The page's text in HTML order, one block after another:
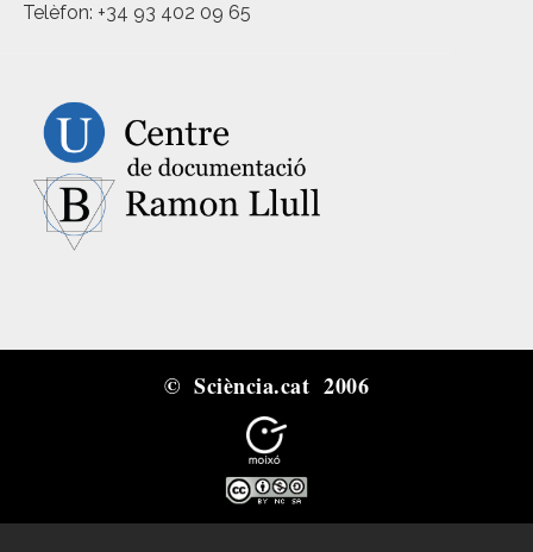
Telèfon: +34 93 402 09 65
© Sciència.cat 2006